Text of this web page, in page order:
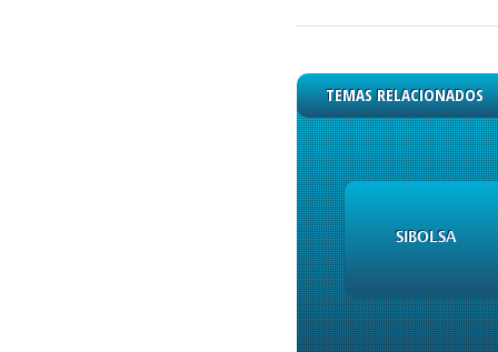
TEMAS RELACIONADOS
SIBOLSA